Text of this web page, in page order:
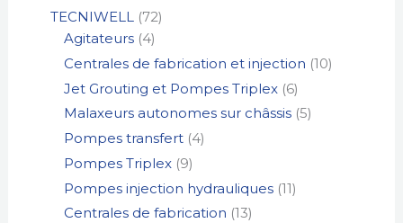
TECNIWELL 72
Agitateurs 4
Centrales de fabrication et injection 10
Jet Grouting et Pompes Triplex 6
Malaxeurs autonomes sur châssis 5
Pompes transfert 4
Pompes Triplex 9
Pompes injection hydrauliques 11
Centrales de fabrication 13